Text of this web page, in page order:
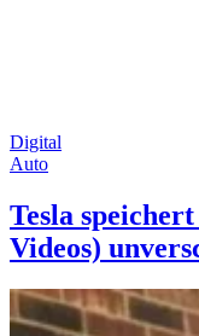
Digital
Auto
Tesla
Videos)